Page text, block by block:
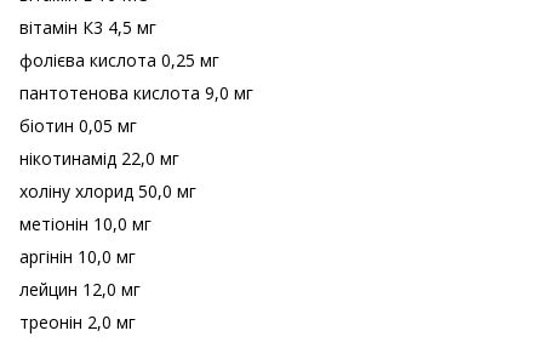
вітамін К3 4,5 мг
фолієва кислота 0,25 мг
пантотенова кислота 9,0 мг
біотин 0,05 мг
нікотинамід 22,0 мг
холіну хлорид 50,0 мг
метіонін 10,0 мг
аргінін 10,0 мг
лейцин 12,0 мг
треонін 2,0 мг